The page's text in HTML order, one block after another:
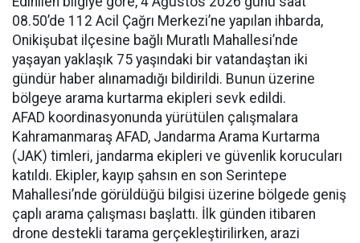
08.50’de 112 Acil Çağrı Merkezi’ne yapılan ihbarda,
Onikişubat ilçesine bağlı Muratlı Mahallesi’nde
yaşayan yaklaşık 75 yaşındaki bir vatandaştan iki
gündür haber alınamadığı bildirildi. Bunun üzerine
bölgeye arama kurtarma ekipleri sevk edildi.
AFAD koordinasyonunda yürütülen çalışmalara
Kahramanmaraş AFAD, Jandarma Arama Kurtarma
(JAK) timleri, jandarma ekipleri ve güvenlik korucuları
katıldı. Ekipler, kayıp şahsın en son Serintepe
Mahallesi’nde görüldüğü bilgisi üzerine bölgede geniş
çaplı arama çalışması başlattı. İlk günden itibaren
drone destekli tarama gerçekleştirilirken, arazi